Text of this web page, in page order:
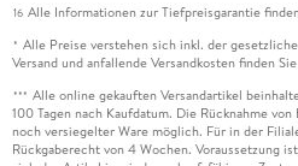
16 Alle Informationen zur Tiefpreisgarantie
* Alle Preise verstehen sich inkl. der
Versand und anfallende Versandkosten finden Sie
*** Alle online gekauften Versandartikel
100 Tagen nach Kaufdatum. Die Rücknahme
noch versiegelter Ware möglich. Für in der
Rückgaberecht von 4 Wochen. Voraussetzung